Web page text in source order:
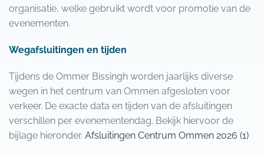
organisatie, welke gebruikt wordt voor promotie van de
evenementen.
Wegafsluitingen en tijden
Tijdens de Ommer Bissingh worden jaarlijks diverse
wegen in het centrum van Ommen afgesloten voor
verkeer. De exacte data en tijden van de afsluitingen
verschillen per evenementendag. Bekijk hiervoor de
bijlage hieronder. Afsluitingen Centrum Ommen 2026 (1)